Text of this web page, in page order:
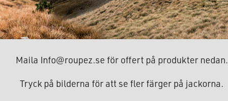
Maila Info@roupez.se för offert på produkter nedan.
Tryck på bilderna för att se fler färger på jackorna.